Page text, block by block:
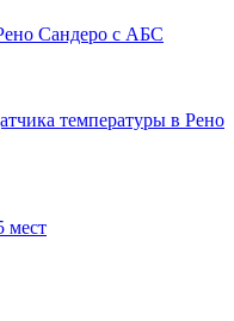
Сандеро с АБС
температуры в Рено
мест